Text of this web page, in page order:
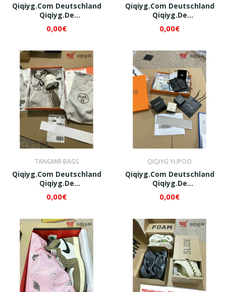
Qiqiyg.com Deutschland
Qiqiyg.de
QI006
0,00€
Qiqiyg.com Deutschland
Qiqiyg.de
QI031
0,00€
TANGMIR BAGS
Qiqiyg.com Deutschland
Qiqiyg.de
QI045
0,00€
QIQIYG YUPOO
Qiqiyg.com Deutschland
Qiqiyg.de
QI053
0,00€